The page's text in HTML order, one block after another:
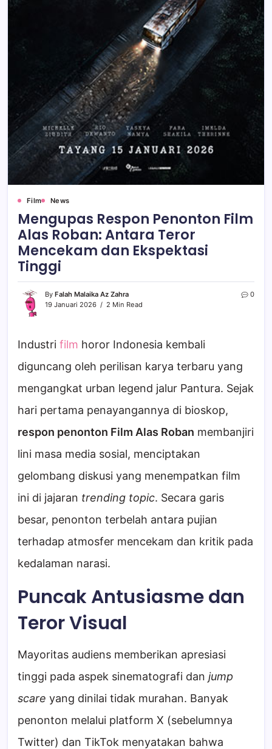
Film News
Mengupas Respon Penonton Film
Alas Roban: Antara Teror
Mencekam dan Ekspektasi
Tinggi
By Falah Malaika Az Zahra
19 Januari 2026
2 Min Read
0
Industri film horor Indonesia kembali
diguncang oleh perilisan karya terbaru yang
mengangkat urban legend jalur Pantura. Sejak
hari pertama penayangannya di bioskop,
respon penonton Film Alas Roban membanjiri
lini masa media sosial, menciptakan
gelombang diskusi yang menempatkan film
ini di jajaran trending topic. Secara garis
besar, penonton terbelah antara pujian
terhadap atmosfer mencekam dan kritik pada
kedalaman narasi.
Puncak Antusiasme dan
Teror Visual
Mayoritas audiens memberikan apresiasi
tinggi pada aspek sinematografi dan jump
scare yang dinilai tidak murahan. Banyak
penonton melalui platform X (sebelumnya
Twitter) dan TikTok menyatakan bahwa